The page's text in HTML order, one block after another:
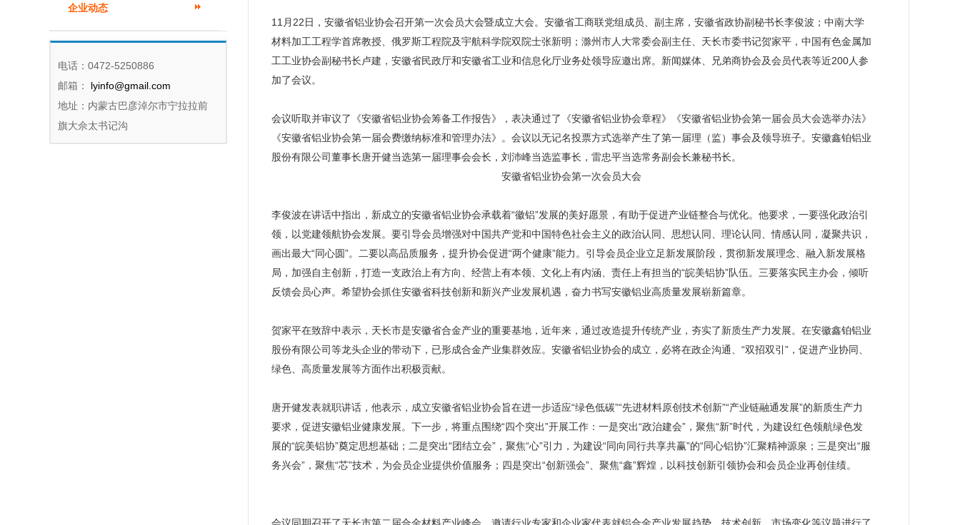
企业动态
电话：0472-5250886
邮箱：
lyinfo@gmail.com
地址：内蒙古巴彦淖尔市宁拉拉前
旗大佘太书记沟
11月22日，安徽省铝业协会召开第一次会员大会暨成立大会。安徽省工商联党组成员、副主席，安徽省政协副秘书长李俊波；中南大学
材料加工工程学首席教授、俄罗斯工程院及宇航科学院双院士张新明；滁州市人大常委会副主任、天长市委书记贺家平，中国有色金属加
工工业协会副秘书长卢建，安徽省民政厅和安徽省工业和信息化厅业务处领导应邀出席。新闻媒体、兄弟商协会及会员代表等近200人参
加了会议。
会议听取并审议了《安徽省铝业协会筹备工作报告》，表决通过了《安徽省铝业协会章程》《安徽省铝业协会第一届会员大会选举办法》
《安徽省铝业协会第一届会费缴纳标准和管理办法》。会议以无记名投票方式选举产生了第一届理（监）事会及领导班子。安徽鑫铂铝业
股份有限公司董事长唐开健当选第一届理事会会长，刘沛峰当选监事长，雷忠平当选常务副会长兼秘书长。
安徽省铝业协会第一次会员大会
李俊波在讲话中指出，新成立的安徽省铝业协会承载着“徽铝”发展的美好愿景，有助于促进产业链整合与优化。他要求，一要强化政治引
领，以党建领航协会发展。要引导会员增强对中国共产党和中国特色社会主义的政治认同、思想认同、理论认同、情感认同，凝聚共识，
画出最大“同心圆”。二要以高品质服务，提升协会促进“两个健康”能力。引导会员企业立足新发展阶段，贯彻新发展理念、融入新发展格
局，加强自主创新，打造一支政治上有方向、经营上有本领、文化上有内涵、责任上有担当的“皖美铝协”队伍。三要落实民主办会，倾听
反馈会员心声。希望协会抓住安徽省科技创新和新兴产业发展机遇，奋力书写安徽铝业高质量发展崭新篇章。
贺家平在致辞中表示，天长市是安徽省合金产业的重要基地，近年来，通过改造提升传统产业，夯实了新质生产力发展。在安徽鑫铂铝业
股份有限公司等龙头企业的带动下，已形成合金产业集群效应。安徽省铝业协会的成立，必将在政企沟通、“双招双引”，促进产业协同、
绿色、高质量发展等方面作出积极贡献。
唐开健发表就职讲话，他表示，成立安徽省铝业协会旨在进一步适应“绿色低碳”“先进材料原创技术创新”“产业链融通发展”的新质生产力
要求，促进安徽铝业健康发展。下一步，将重点围绕“四个突出”开展工作：一是突出“政治建会”，聚焦“新”时代，为建设红色领航绿色发
展的“皖美铝协”奠定思想基础；二是突出“团结立会”，聚焦“心”引力，为建设“同向同行共享共赢”的“同心铝协”汇聚精神源泉；三是突出“服
务兴会”，聚焦“芯”技术，为会员企业提供价值服务；四是突出“创新强会”、聚焦“鑫”辉煌，以科技创新引领协会和会员企业再创佳绩。